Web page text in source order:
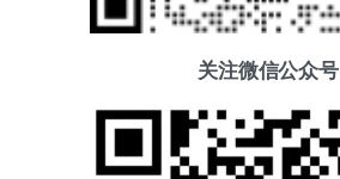
关注微信公众号